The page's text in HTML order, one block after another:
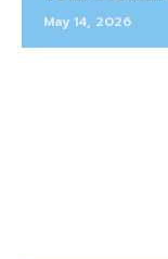
May 14, 2026